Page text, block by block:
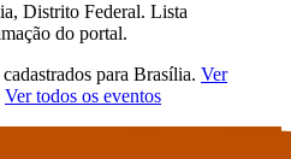
Distrito Federal. Lista
do portal.
para Brasília. Ver
Ver todos os eventos